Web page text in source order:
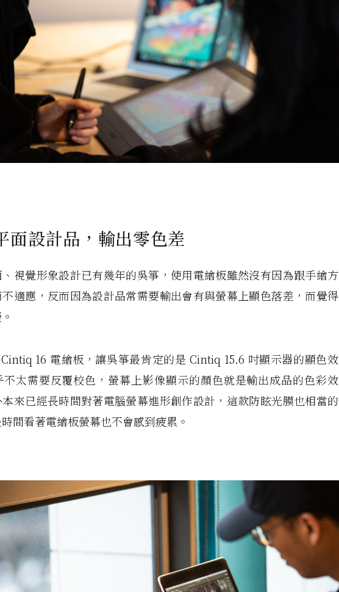
面設計品，輸出零色差
視覺形象設計已有幾年的吳箏，使用電繪板雖然沒有因為跟手繪方
適應，反而因為設計品常需要輸出會有與螢幕上顯色落差，而覺得
16 電繪板，讓吳箏最肯定的是 Cintiq 15.6 吋顯示器的顯色效
不太需要反覆校色，螢幕上影像顯示的顏色就是輸出成品的色彩效
來已經長時間對著電腦螢幕進形創作設計，這款防眩光膜也相當的
間看著電繪板螢幕也不會感到疲累。